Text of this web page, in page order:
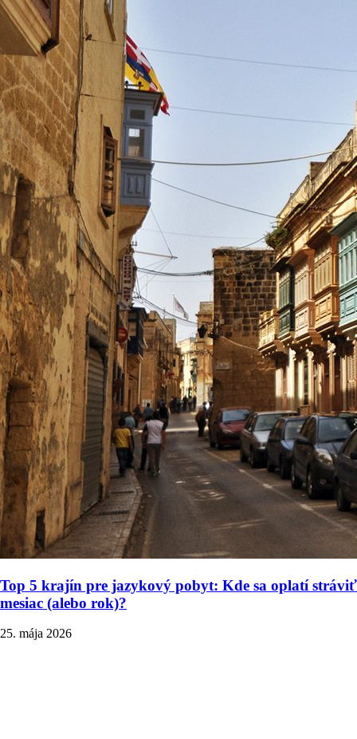
Top 5 krajín pre jazykový pobyt: Kde sa oplatí stráviť
mesiac (alebo rok)?
25. mája 2026